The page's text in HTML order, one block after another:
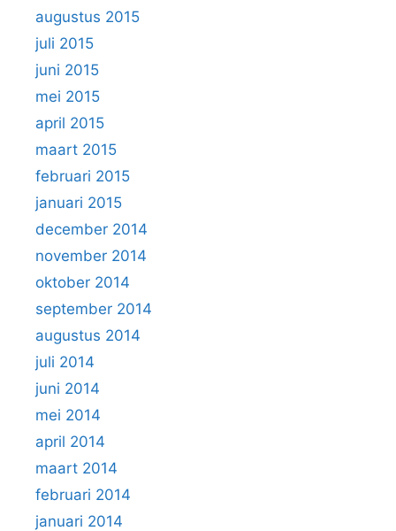
augustus 2015
juli 2015
juni 2015
mei 2015
april 2015
maart 2015
februari 2015
januari 2015
december 2014
november 2014
oktober 2014
september 2014
augustus 2014
juli 2014
juni 2014
mei 2014
april 2014
maart 2014
februari 2014
januari 2014